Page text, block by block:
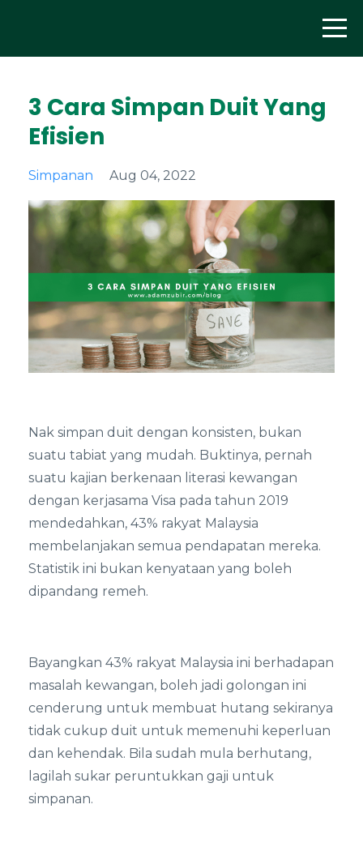
3 Cara Simpan Duit Yang
Efisien
Simpanan Aug 04, 2022
Nak simpan duit dengan konsisten, bukan
suatu tabiat yang mudah. Buktinya, pernah
suatu kajian berkenaan literasi kewangan
dengan kerjasama Visa pada tahun 2019
mendedahkan, 43% rakyat Malaysia
membelanjakan semua pendapatan mereka.
Statistik ini bukan kenyataan yang boleh
dipandang remeh.
Bayangkan 43% rakyat Malaysia ini berhadapan
masalah kewangan, boleh jadi golongan ini
cenderung untuk membuat hutang sekiranya
tidak cukup duit untuk memenuhi keperluan
dan kehendak. Bila sudah mula berhutang,
lagilah sukar peruntukkan gaji untuk
simpanan.